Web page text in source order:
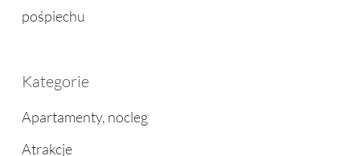
pośpiechu
Kategorie
Apartamenty, nocleg
Atrakcje